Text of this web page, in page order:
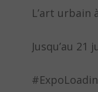
L’art urbain
Jusqu’au 21